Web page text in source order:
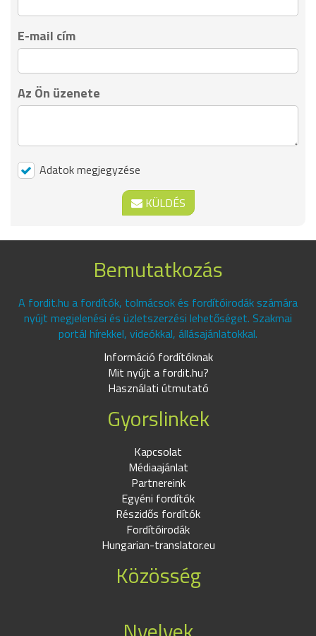
E-mail cím
Az Ön üzenete
Adatok megjegyzése
KÜLDÉS
Bemutatkozás
A fordit.hu a fordítók, tolmácsok és fordítóirodák számára
nyújt megjelenési és üzletszerzési lehetőséget. Szakmai
portál hírekkel, videókkal, állásajánlatokkal.
Információ fordítóknak
Mit nyújt a fordit.hu?
Használati útmutató
Gyorslinkek
Kapcsolat
Médiaajánlat
Partnereink
Egyéni fordítók
Részidős fordítók
Fordítóirodák
Hungarian-translator.eu
Közösség